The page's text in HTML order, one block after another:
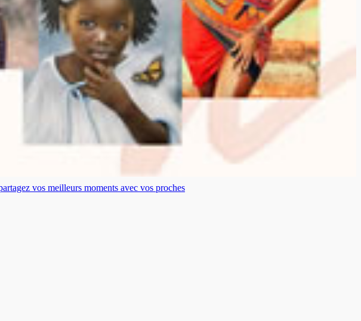
vos meilleurs moments avec vos proches